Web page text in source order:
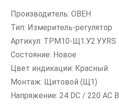
Производитель: ОВЕН
Тип: Измеритель-регулятор
Артикул: ТРМ10-Щ1.У2.УУ.RS
Состояние: Новое
Цвет индикации: Красный
Монтаж: Щитовой (Щ1)
Напряжение: 24 DC / 220 AC В